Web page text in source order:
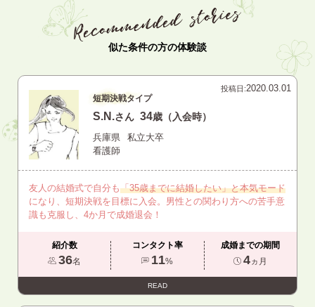
似た条件の方の体験談
投稿日:2020.03.01
短期決戦タイプ
S.N.さん 34歳（入会時）
兵庫県
私立大卒
看護師
友人の結婚式で自分も「35歳までに結婚したい」と本気モード
になり、短期決戦を目標に入会。男性との関わり方への苦手意
識も克服し、4か月で成婚退会！
紹介数
36名
コンタクト率
11%
成婚までの期間
4ヵ月
READ